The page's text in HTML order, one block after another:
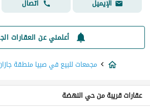
الإيميل
اتصال
أعلمني عن العقارات
مجمعات للبيع في صبيا منطقة
عقارات قريبة من حي النهضة